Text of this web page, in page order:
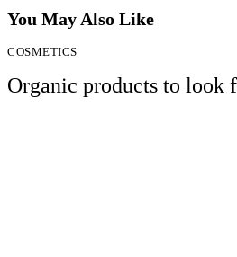
You May Also Like
COSMETICS
Organic products to look